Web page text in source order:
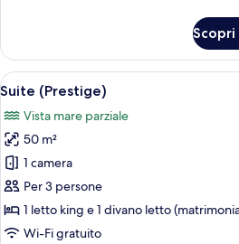
Superior,
vista
giardino
Apri
tutte
le
foto
per
Suite
(Prestige)
5
Suite (Prestige)
Vista mare parziale
50 m²
1 camera
Per 3 persone
1 letto king e 1 divano letto
Wi-Fi gratuito